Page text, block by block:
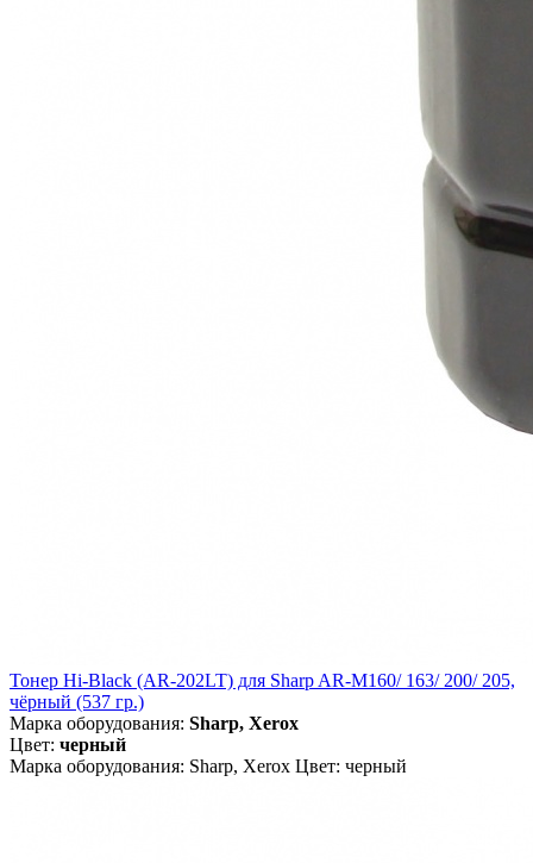
Тонер Hi-Black (AR-202LT) для Sharp AR-M160/ 163/ 200/ 205,
чёрный (537 гр.)
Марка оборудования: Sharp, Xerox
Цвет: черный
Марка оборудования: Sharp, Xerox Цвет: черный